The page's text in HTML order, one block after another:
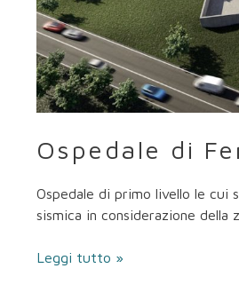
Ospedale di
Ospedale di primo livello le cui
sismica in considerazione
Leggi tutto »